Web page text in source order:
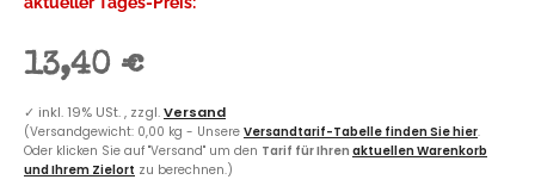
13,40 €
✓ inkl. 19% USt. , zzgl.Versand
(Versandgewicht: 0,00 kg - Unsere Versandtarif-Tabelle finden Sie hier.
Oder klicken Sie auf "Versand" um den Tarif für Ihren aktuellen Warenkorb
und Ihrem Zielort zu berechnen.)